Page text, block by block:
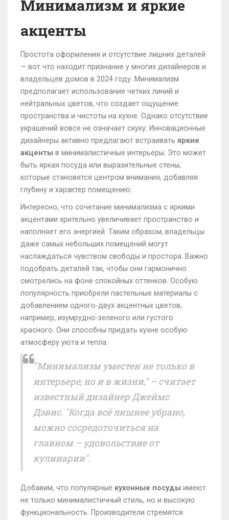
Минимализм и яркие
акценты
Простота оформления и отсутствие лишних деталей
— вот что находит признание у многих дизайнеров и
владельцев домов в 2024 году. Минимализм
предполагает использование четких линий и
нейтральных цветов, что создает ощущение
пространства и чистоты на кухне. Однако отсутствие
украшений вовсе не означает скуку. Инновационные
дизайнеры активно предлагают встраивать яркие
акценты в минималистичные интерьеры. Это может
быть яркая посуда или выразительные стены,
которые становятся центром внимания, добавляя
глубину и характер помещению.
Интересно, что сочетание минимализма с яркими
акцентами зрительно увеличивает пространство и
наполняет его энергией. Таким образом, владельцы
даже самых небольших помещений могут
наслаждаться чувством свободы и простора. Важно
подобрать деталей так, чтобы они гармонично
смотрелись на фоне спокойных оттенков. Особую
популярность приобрели пастельные материалы с
добавлением одного-двух акцентных цветов,
например, изумрудно-зеленого или густого
красного. Они способны придать кухне особую
атмосферу уюта и тепла.
"Минимализм уместен не только в
интерьере, но и в жизни," – считает
известный дизайнер Джеймс
Дэвис. "Когда всё лишнее убрано,
можно сосредоточиться на
главном – удовольствие от
кулинарии".
Добавим, что популярные кухонные посуды имеют
не только минималистичный стиль, но и высокую
функциональность. Производители стремятся